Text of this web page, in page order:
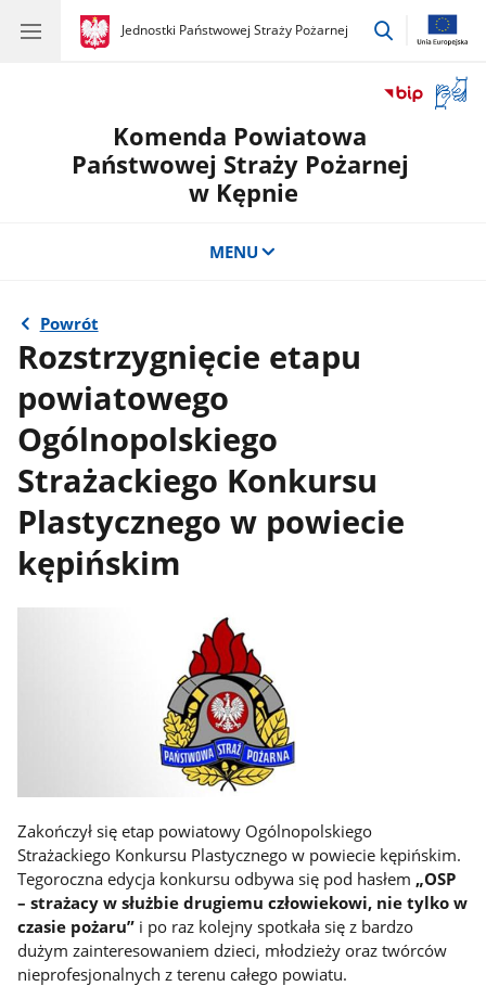
gov.pl
Jednostki Państwowej Straży Pożarnej
gov.pl
Jednostki
przejdź
okno
Komenda Powiatowa
Państwowej Straży Pożarnej
w Kępnie
MENU
Powrót
Rozstrzygnięcie etapu
powiatowego
Ogólnopolskiego
Strażackiego Konkursu
Plastycznego w powiecie
kępińskim
Zakończył się etap powiatowy Ogólnopolskiego
Strażackiego Konkursu Plastycznego w powiecie kępińskim.
Tegoroczna edycja konkursu odbywa się pod hasłem „OSP
– strażacy w służbie drugiemu człowiekowi, nie tylko w
czasie pożaru” i po raz kolejny spotkała się z bardzo
dużym zainteresowaniem dzieci, młodzieży oraz twórców
nieprofesjonalnych z terenu całego powiatu.